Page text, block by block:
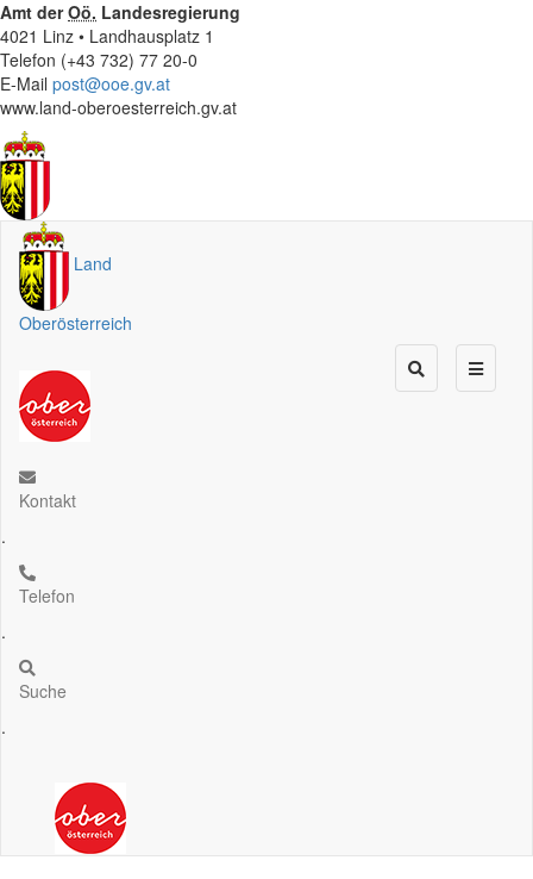
Amt derOö. Landesregierung
4021 Linz • Landhausplatz 1
Telefon (+43 732) 77 20-0
E-Mail post@ooe.gv.at
www.land-oberoesterreich.gv.at
Land
Oberösterreich
Kontakt
.
Telefon
.
Suche
.